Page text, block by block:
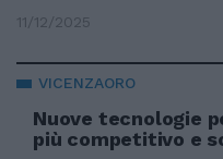
11/12/2025
VICENZAORO
Nuove tecnologie
più competitivo e